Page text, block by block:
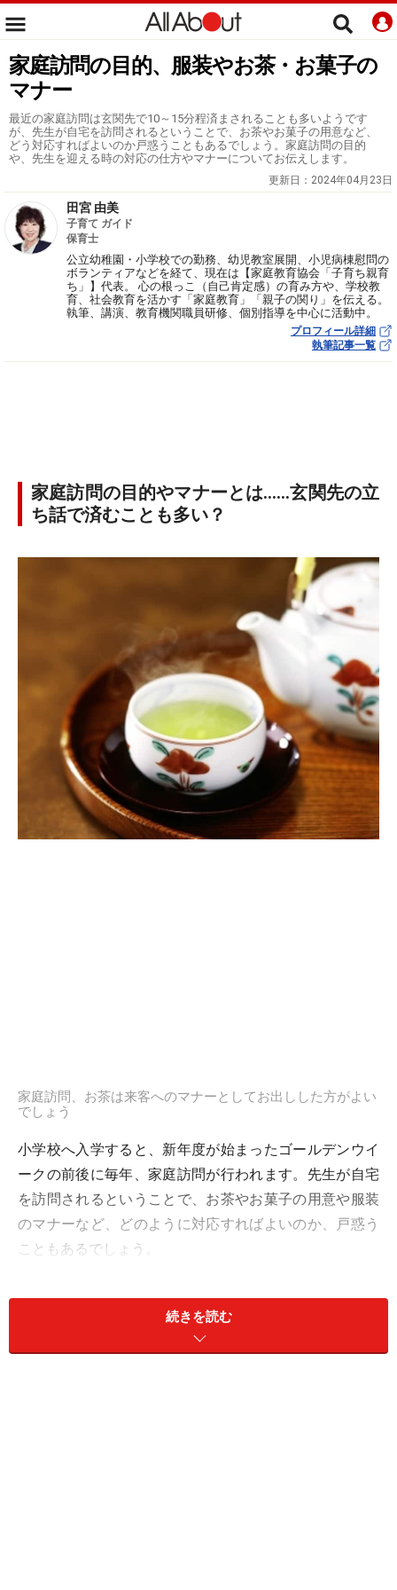
家庭訪問の目的、服装やお茶・お菓子の
マナー
最近の家庭訪問は玄関先で10～15分程済まされることも多いようです
が、先生が自宅を訪問されるということで、お茶やお菓子の用意など、
どう対応すればよいのか戸惑うこともあるでしょう。家庭訪問の目的
や、先生を迎える時の対応の仕方やマナーについてお伝えします。
更新日： 2024年04月23日
田宮 由美
子育て ガイド
保育士
公立幼稚園・小学校での勤務、幼児教室展開、小児病棟慰問の
ボランティアなどを経て、現在は【家庭教育協会「子育ち親育
ち」】代表。 心の根っこ（自己肯定感）の育み方や、学校教
育、社会教育を活かす「家庭教育」「親子の関り」を伝える。
執筆、講演、教育機関職員研修、個別指導を中心に活動中。
プロフィール詳細
執筆記事一覧
家庭訪問の目的やマナーとは……玄関先の立
ち話で済むことも多い？
家庭訪問、お茶は来客へのマナーとしてお出しした方がよい
でしょう
小学校へ入学すると、新年度が始まったゴールデンウイ
ークの前後に毎年、家庭訪問が行われます。先生が自宅
を訪問されるということで、お茶やお菓子の用意や服装
のマナーなど、どのように対応すればよいのか、戸惑う
こともあるでしょう。
そもそもなぜ家庭訪問があるのでしょうか？ 家庭訪問の
目的や、先生を迎える時の対応の仕方やマナーについて
続きを読む